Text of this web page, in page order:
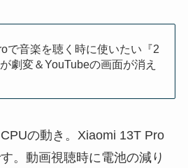
で音楽を聴く時に使いたい『2
劇変＆YouTubeの画面が消え
の動き。Xiaomi 13T Pro
。動画視聴時に電池の減り